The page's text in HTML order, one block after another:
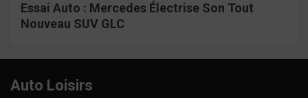
Essai Auto : Mercedes Électrise Son Tout
Nouveau SUV GLC
Auto Loisirs